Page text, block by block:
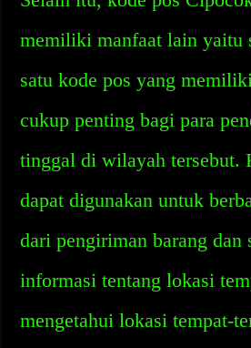
memiliki manfaat lain yaitu
satu kode pos yang
cukup penting bagi para
tinggal di wilayah tersebut.
dapat digunakan untuk
dari pengiriman barang dan
informasi tentang lokasi
mengetahui lokasi tempat-